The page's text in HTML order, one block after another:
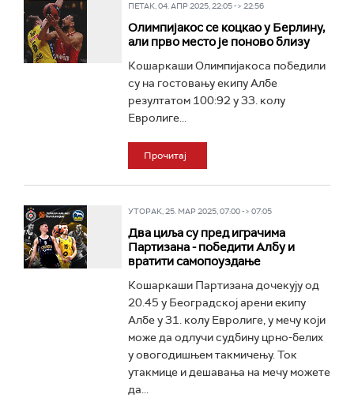
ПЕТАК, 04. АПР 2025, 22:05 -> 22:56
Олимпијакос се коцкао у Берлину,
али прво место је поново близу
Кошаркаши Олимпијакоса победили
су на гостовању екипу Албе
резултатом 100:92 у 33. колу
Евролиге...
Прочитај
УТОРАК, 25. МАР 2025, 07:00 -> 07:05
Два циља су пред играчима
Партизана - победити Албу и
вратити самопоуздање
Кошаркаши Партизана дочекују од
20.45 у Београдској арени екипу
Албе у 31. колу Евролиге, у мечу који
може да одлучи судбину црно-белих
у овогодишњем такмичењу. Ток
утакмице и дешавања на мечу можете
да...